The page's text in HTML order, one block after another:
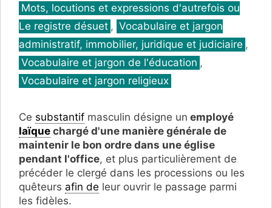
Catégories
Mots, locutions et expressions d'autrefois ou
Le registre désuet , Vocabulaire et jargon
administratif, immobilier, juridique et judiciaire ,
Vocabulaire et jargon de l'éducation ,
Vocabulaire et jargon religieux
Ce substantif masculin désigne un employé
laïque chargé d'une manière générale de
maintenir le bon ordre dans une église
pendant l'office, et plus particulièrement de
précéder le clergé dans les processions ou les
quêteurs afin de leur ouvrir le passage parmi
les fidèles.